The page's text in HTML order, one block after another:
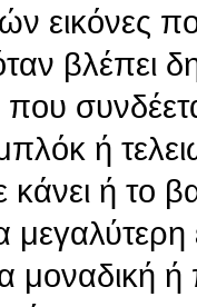
εικόνες
βλέπει
που
ή
κάνει ή